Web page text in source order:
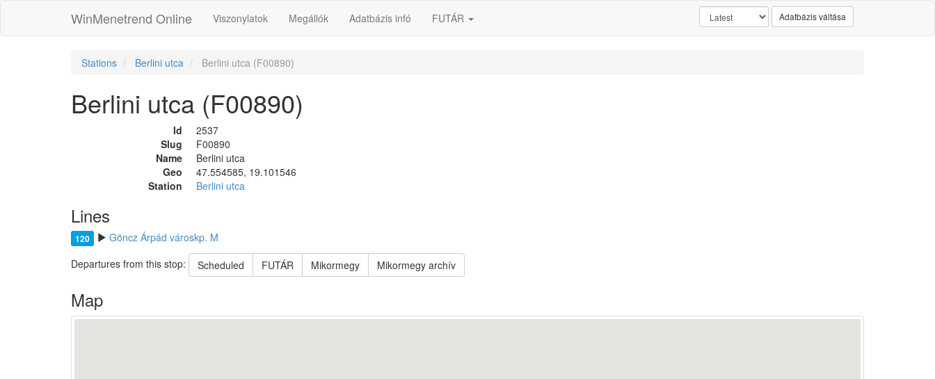
WinMenetrend Online Viszonylatok Megállók Adatbázis infó FUTÁR Adatbázis váltása
Stations Berlini utca Berlini utca (F00890)
Berlini utca (F00890)
Id
2537
Slug
F00890
Name
Berlini utca
Geo
47.554585, 19.101546
Station
Berlini utca
Lines
120
Göncz Árpád városkp. M
Departures from this stop:
Scheduled FUTÁR Mikormegy Mikormegy archív
Map